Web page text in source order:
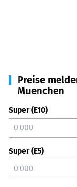
Preise
Muenchen
Super (E10)
Super (E5)